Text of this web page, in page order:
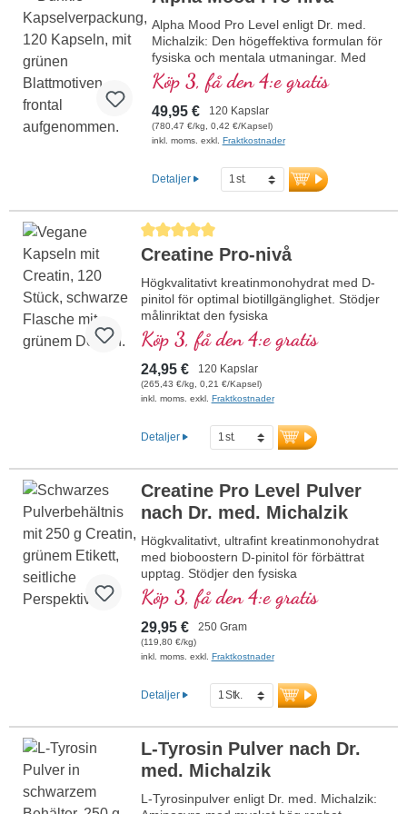
livsviktiga mineral, beprövat, certifierat
och hållbart. Perfekt för veganer och
vegetarianer.
mer information om
Magnesiumbisglycinatpulver
Alpha Mood Pro Level enligt Dr. med.
Michalzik: Den högeffektiva formulan för
fysiska och mentala utmaningar. Med
högaktiva ingredienser som
Ashwagandha, Maca, Cordyceps och
bioaktivt vitamin B12 stödjer denna
produkt nervsystemets, psykens och
energiomsättningens normala funktion.
minska trötthet och utmattning. Theanin
främjar produktionen av alfavågor i
meditation och leder till ett tillstånd av
avslappning med hög mental klarhet
och fokusering. Vegansk, fri från
över 20 års erfarenhet av utveckling av
vitalämnen. Aluminiumfri försegling
garanterar högsta renhet och kvalitet.
mer information om Alpha Mood
Pro Level
Köp 3, få den 4:e gratis
49,95 € 120 Kapslar
(780,47 €/kg, 0,42 €/Kapsel)
inkl. moms. exkl. Fraktkostnader
Detaljer
Genomsnittligt betyg på 5 av 5 stjärnor
Creatine Pro-nivå
Högkvalitativt kreatinmonohydrat med D-
pinitol för optimal biotillgänglighet. Stödjer
målinriktat den fysiska
prestationsförmågan, särskilt vid intensiva
träningspass. Kombinationen med D-
pinitol bidrar till ett förbättrat upptag av
kreatin i muskelcellerna, vilket ökar
effekten. Perfekt för idrottare, styrke- och
muskelåterhämtning. 100 % rent, utan
tillsatser, veganskt och tillverkat i Tyskland
Mer information om Creatine Pro
Köp 3, få den 4:e gratis
24,95 € 120 Kapslar
(265,43 €/kg, 0,21 €/Kapsel)
inkl. moms. exkl. Fraktkostnader
Detaljer
Creatine Pro Level Pulver
nach Dr. med. Michalzik
Högkvalitativt, ultrafint kreatinmonohydrat
med bioboostern D-pinitol för förbättrat
upptag. Stödjer den fysiska
prestationsförmågan vid intensiva
träningspass och främjar återhämtning
efter träning. Perfekt lösligt, flexibelt att
dosera. Veganskt, utan artificiella tillsatser,
med aluminiumfri försegling – utvecklat av
Mer information om Creatine Pro
Köp 3, få den 4:e gratis
29,95 € 250 Gram
(119,80 €/kg)
inkl. moms. exkl. Fraktkostnader
Detaljer
L-Tyrosin Pulver nach Dr.
med. Michalzik
L-Tyrosinpulver enligt Dr. med. Michalzik: